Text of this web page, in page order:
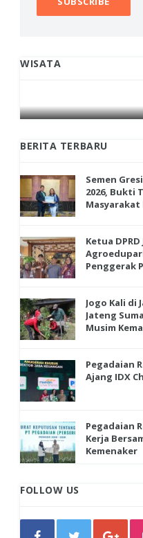
WISATA
BERITA TERBARU
Semen
2026, Bukti
Masyarakat
Ketua
Penggerak
Jogo Kali di
Jateng
Musim
Pegadaian
Ajang IDX
Pegadaian
Kerja
Kemenaker
FOLLOW US